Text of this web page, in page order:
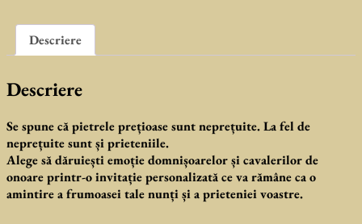
Descriere
Descriere
Se spune că pietrele prețioase sunt neprețuite. La fel de
neprețuite sunt și prieteniile.
Alege să dăruiești emoție domnișoarelor și cavalerilor de
onoare printr-o invitație personalizată ce va rămâne ca o
amintire a frumoasei tale nunți și a prieteniei voastre.